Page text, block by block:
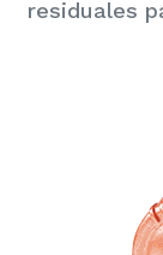
residuales